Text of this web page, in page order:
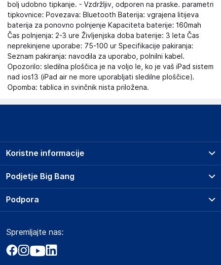
bolj udobno tipkanje. - Vzdržljiv, odporen na praske. parametri
tipkovnice: Povezava: Bluetooth Baterija: vgrajena litijeva
baterija za ponovno polnjenje Kapaciteta baterije: 160mah
Čas polnjenja: 2-3 ure Življenjska doba baterije: 3 leta Čas
neprekinjene uporabe: 75-100 ur Specifikacije pakiranja:
Seznam pakiranja: navodila za uporabo, polnilni kabel.
Opozorilo: sledilna ploščica je na voljo le, ko je vaš iPad sistem
nad ios13 (iPad air ne more uporabljati sledilne ploščice).
Opomba: tablica in svinčnik nista priložena.
Podjetje Big Bang
O podjetju
Obvestila za javnost
Akt o digitalnih storitvah
Koristne informacije
Prodajna mesta
Storitve
Dostava, vnos in odvoz
Zavarovanje izdelkov
Podpora
Marketplace
Kako oddati naročilo?
Spremljajte nas: